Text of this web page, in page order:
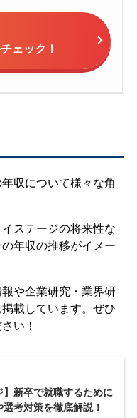
ェック！
収について様々な角
ステージの将来性な
年収の推移がイメー
や企業研究・業界研
載しています。ぜひ
い！
】新卒で就職するために
考対策を徹底解説！